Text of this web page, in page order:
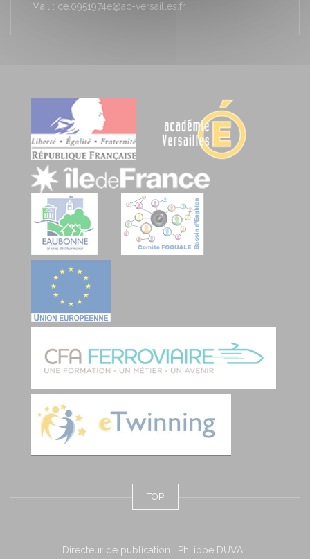
Mail : ce.0951974e@ac-versailles.fr
TOP
Directeur de publication : Philippe DUVAL